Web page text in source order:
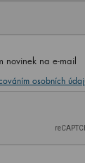
novinek na e-mail
osobních